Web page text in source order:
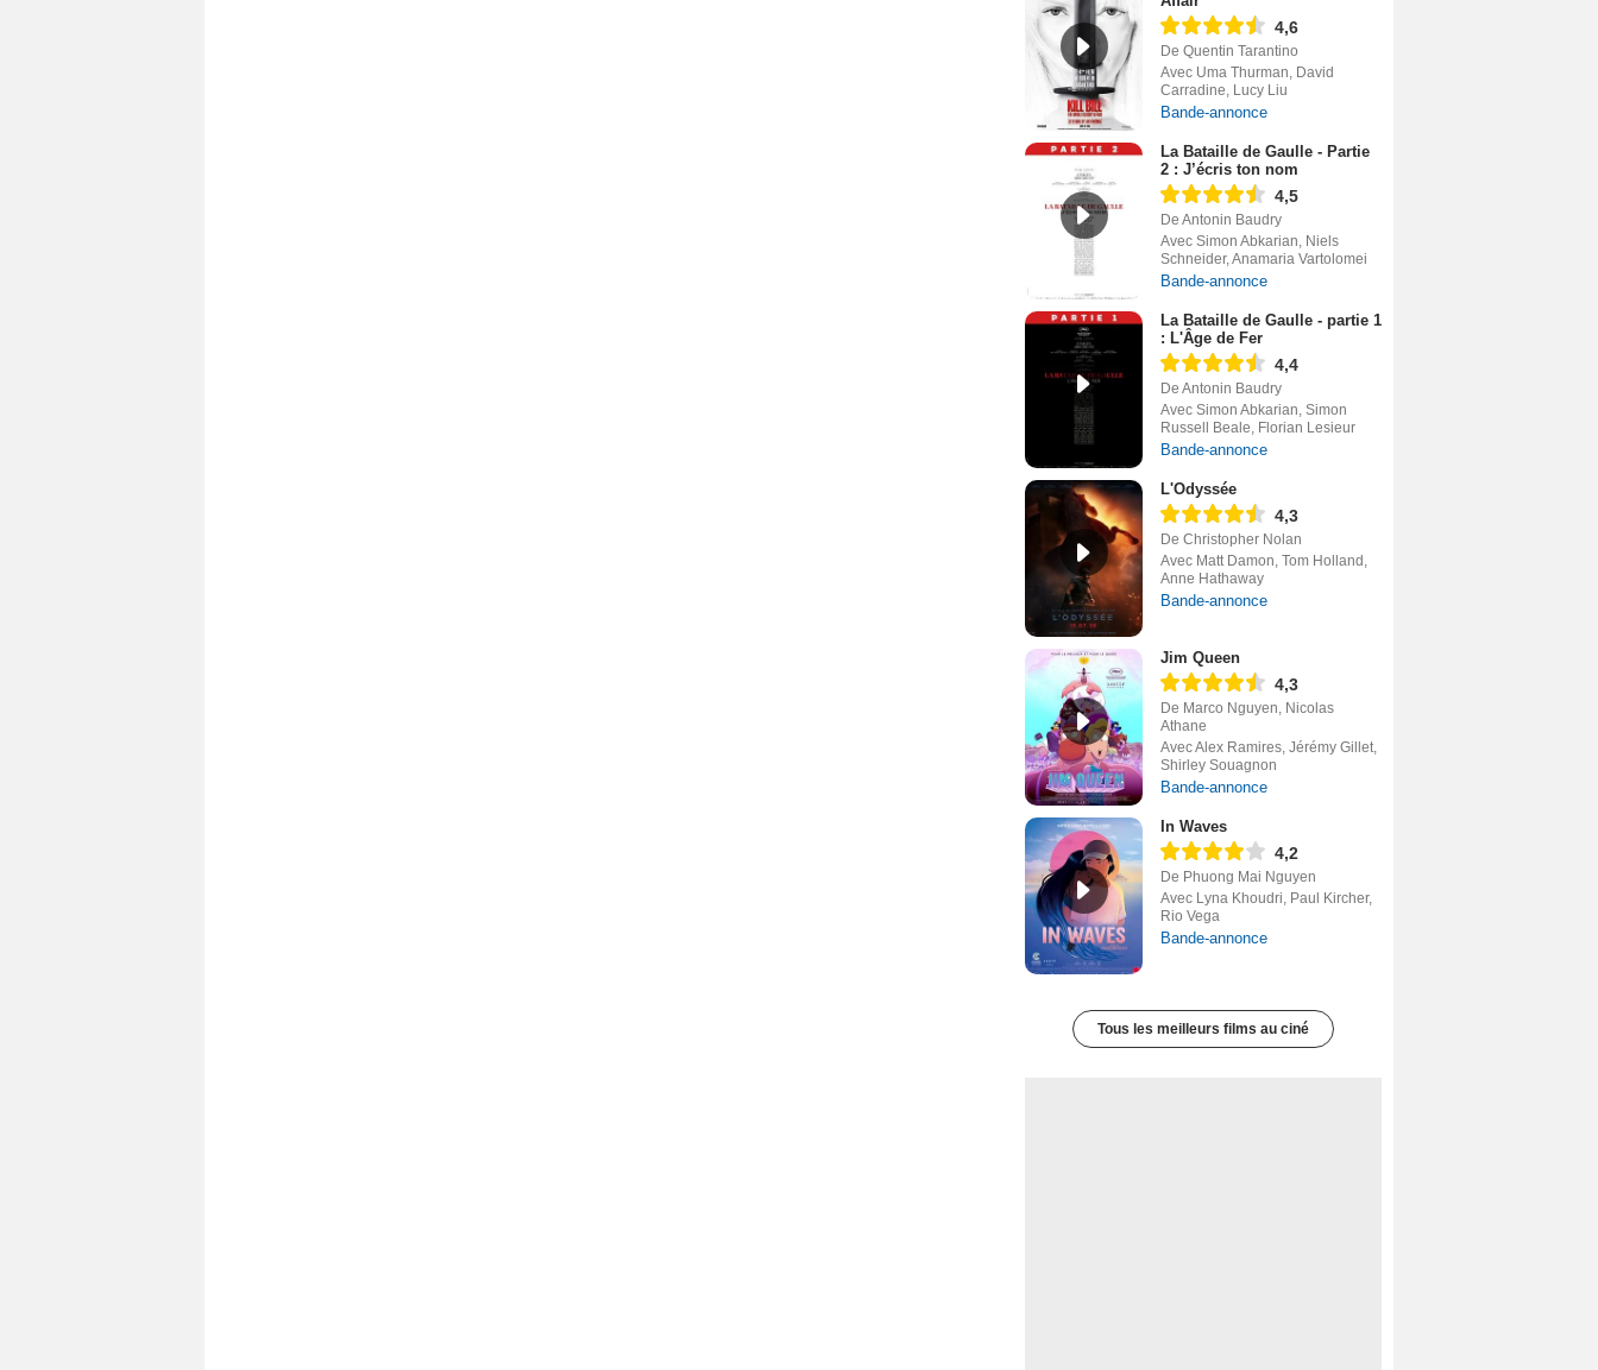
4,6
De Quentin Tarantino
Avec Uma Thurman, David
Carradine, Lucy Liu
Bande-annonce
La Bataille de Gaulle - Partie
2 : J’écris ton nom
4,5
De Antonin Baudry
Avec Simon Abkarian, Niels
Schneider, Anamaria Vartolomei
Bande-annonce
La Bataille de Gaulle - partie 1
: L'Âge de Fer
4,4
De Antonin Baudry
Avec Simon Abkarian, Simon
Russell Beale, Florian Lesieur
Bande-annonce
L'Odyssée
4,3
De Christopher Nolan
Avec Matt Damon, Tom Holland,
Anne Hathaway
Bande-annonce
Jim Queen
4,3
De Marco Nguyen, Nicolas
Athane
Avec Alex Ramires, Jérémy Gillet,
Shirley Souagnon
Bande-annonce
In Waves
4,2
De Phuong Mai Nguyen
Avec Lyna Khoudri, Paul Kircher,
Rio Vega
Bande-annonce
Tous les meilleurs films au ciné